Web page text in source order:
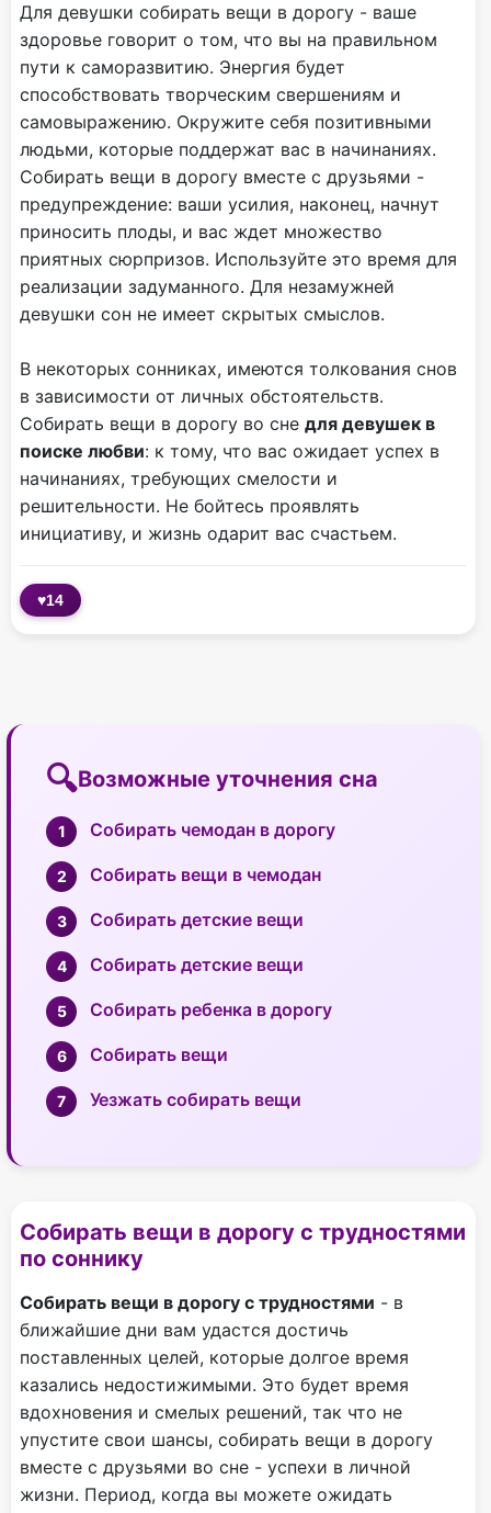
Для девушки собирать вещи в дорогу - ваше
здоровье говорит о том, что вы на правильном
пути к саморазвитию. Энергия будет
способствовать творческим свершениям и
самовыражению. Окружите себя позитивными
людьми, которые поддержат вас в начинаниях.
Собирать вещи в дорогу вместе с друзьями -
предупреждение: ваши усилия, наконец, начнут
приносить плоды, и вас ждет множество
приятных сюрпризов. Используйте это время для
реализации задуманного. Для незамужней
девушки сон не имеет скрытых смыслов.
В некоторых сонниках, имеются толкования снов
в зависимости от личных обстоятельств.
Собирать вещи в дорогу во сне для девушек в
поиске любви: к тому, что вас ожидает успех в
начинаниях, требующих смелости и
решительности. Не бойтесь проявлять
инициативу, и жизнь одарит вас счастьем.
♥14
Возможные уточнения сна
Собирать чемодан в дорогу
Собирать вещи в чемодан
Собирать детские вещи
Собирать детские вещи
Собирать ребенка в дорогу
Собирать вещи
Уезжать собирать вещи
Собирать вещи в дорогу с трудностями
по соннику
Собирать вещи в дорогу с трудностями - в
ближайшие дни вам удастся достичь
поставленных целей, которые долгое время
казались недостижимыми. Это будет время
вдохновения и смелых решений, так что не
упустите свои шансы, собирать вещи в дорогу
вместе с друзьями во сне - успехи в личной
жизни. Период, когда вы можете ожидать